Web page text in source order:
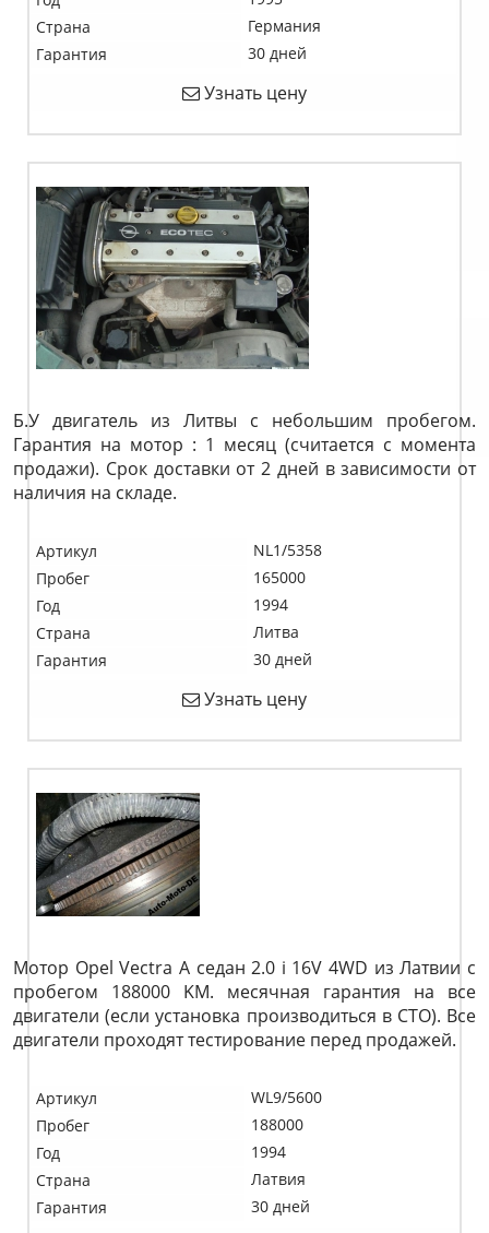
Страна
Германия
Гарантия
30 дней
Узнать цену
Б.У двигатель из Литвы с небольшим пробегом.
Гарантия на мотор : 1 месяц (считается с момента
продажи). Срок доставки от 2 дней в зависимости от
наличия на складе.
Артикул
NL1/5358
Пробег
165000
Год
1994
Страна
Литва
Гарантия
30 дней
Узнать цену
Мотор Opel Vectra A седан 2.0 i 16V 4WD из Латвии с
пробегом 188000 KM. месячная гарантия на все
двигатели (если установка производиться в СТО). Все
двигатели проходят тестирование перед продажей.
Артикул
WL9/5600
Пробег
188000
Год
1994
Страна
Латвия
Гарантия
30 дней